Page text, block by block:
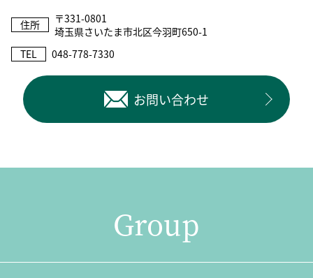
住所
〒331-0801
埼玉県さいたま市北区今羽町650-1
TEL
048-778-7330
お問い合わせ
Group